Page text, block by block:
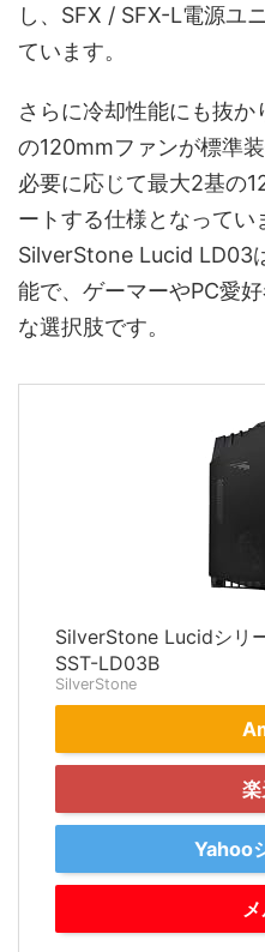
し、SFX / SFX-L電源ユ
ています。
さらに冷却性能にも抜
の120mmファンが標準
必要に応じて最大2基の
ートする仕様となってい
SilverStone Lucid LD03
能で、ゲーマーやPC愛
な選択肢です。
SilverStone Lucidシリ
SST-LD03B
SilverStone
Yahoo